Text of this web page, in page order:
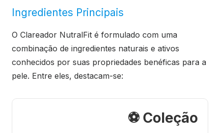
Ingredientes Principais
O Clareador NutralFit é formulado com uma
combinação de ingredientes naturais e ativos
conhecidos por suas propriedades benéficas para a
pele. Entre eles, destacam-se:
⚽ Coleção